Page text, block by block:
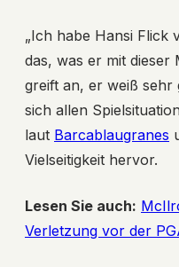
„Ich habe Hansi Flick
das, was er mit dieser
greift an, er weiß sehr
sich allen
laut Barcablaugranes
Vielseitigkeit hervor.
Lesen Sie auch:
Verletzung vor der